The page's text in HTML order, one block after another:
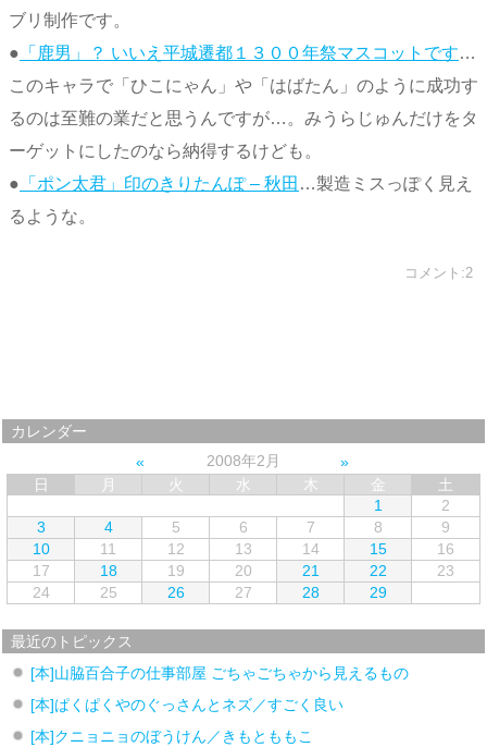
ブリ制作です。
● 「鹿男」？ いいえ平城遷都１３００年祭マスコットです…
このキャラで「ひこにゃん」や「はばたん」のように成功す
るのは至難の業だと思うんですが…。みうらじゅんだけをタ
ーゲットにしたのなら納得するけども。
● 「ポン太君」印のきりたんぽ – 秋田 …製造ミスっぽく見え
るような。
コメント:2
カレンダー
2008年2月
日
月 火 水 木 金
土
1
2
3
4 5 6 7 8
9
10
11 12 13 14 15
16
17
18 19 20 21 22
23
24
25 26 27 28 29
最近のトピックス
[本]山脇百合子の仕事部屋 ごちゃごちゃから見えるもの
[本]ぱくぱくやのぐっさんとネズ／すごく良い
[本]クニョニョのぼうけん／きもとももこ